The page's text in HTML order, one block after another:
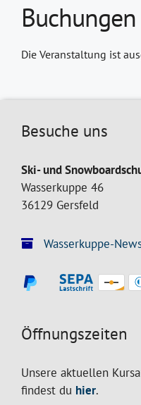
Buchungen
Die Veranstaltung ist
Besuche uns
Ski- und
Wasserkuppe 46
36129 Gersfeld
Wasserkuppe-
Öffnungszeiten
Unsere aktuellen
findest du hier.